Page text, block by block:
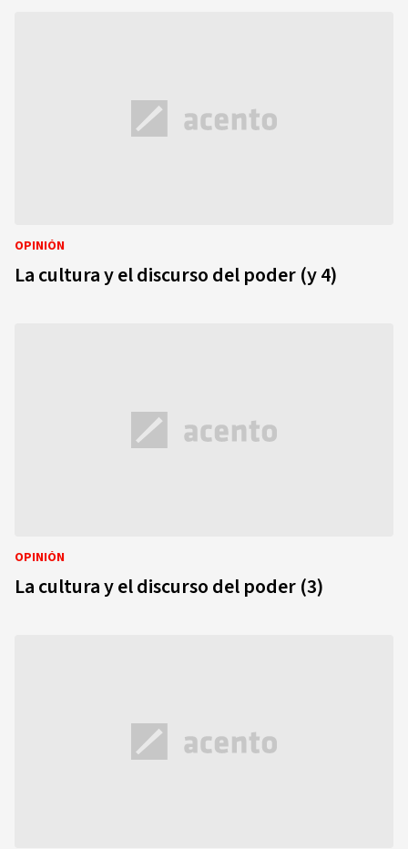
OPINIÓN
La cultura y el discurso del poder (y 4)
OPINIÓN
La cultura y el discurso del poder (3)